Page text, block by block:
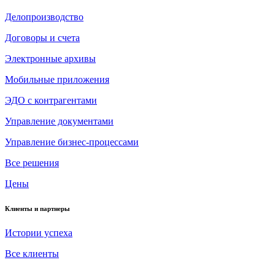
Делопроизводство
Договоры и счета
Электронные архивы
Мобильные приложения
ЭДО с контрагентами
Управление документами
Управление бизнес-процессами
Все решения
Цены
Клиенты и партнеры
Истории успеха
Все клиенты